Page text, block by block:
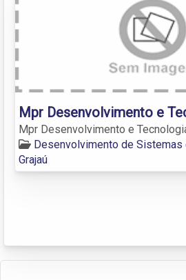
Mpr Desenvolvimento e
Mpr Desenvolvimento e
Desenvolvimento de
Grajaú